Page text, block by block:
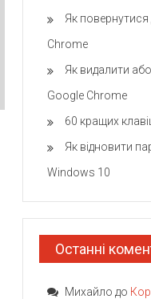
Як повернутися
Chrome
Як видалити
Google Chrome
60 кращих
Як відновити
Windows 10
Останні
Михайло до